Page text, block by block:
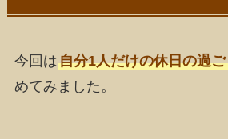
今回は自分1人だけの休日の過
めてみました。